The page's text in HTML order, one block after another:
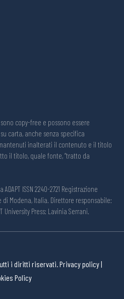
copy-free e possono essere
carta, anche senza specifica
inalterati il contenuto e il titolo
il titolo, quale fonte, “tratto da
ISSN 2240-2721 Registrazione
di Modena, Italia. Direttore responsabile:
University Press: Lavinia Serrani.
i diritti riservati.Privacy policy|
Policy